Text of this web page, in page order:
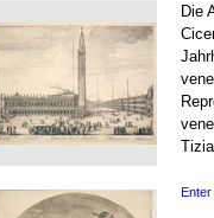
Die
Enter